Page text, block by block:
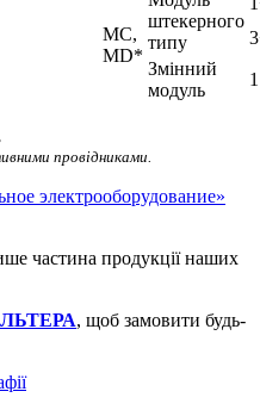
MC,
MD*
штекерного
типу
Змінний
модуль
1
провідниками.
электрооборудование»
частина продукції наших
, щоб замовити будь-